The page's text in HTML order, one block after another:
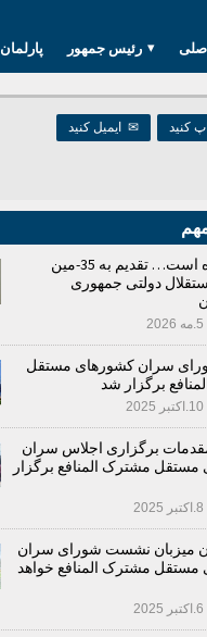
پارلمان رئیس جمهور
کنید ✉ ایمیل کنید
تاریخ گواه است… تقدیم به 35-مین
دولتی جمهوری
سران کشورهای مستقل
برگزار شد
برگزاری اجلاس سران
مشترک المنافع برگزار
میزبان نشست شورای سران
مشترک المنافع خواهد